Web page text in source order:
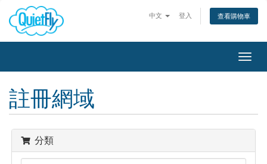
中文 登入 查看購物車
註冊網域
分類